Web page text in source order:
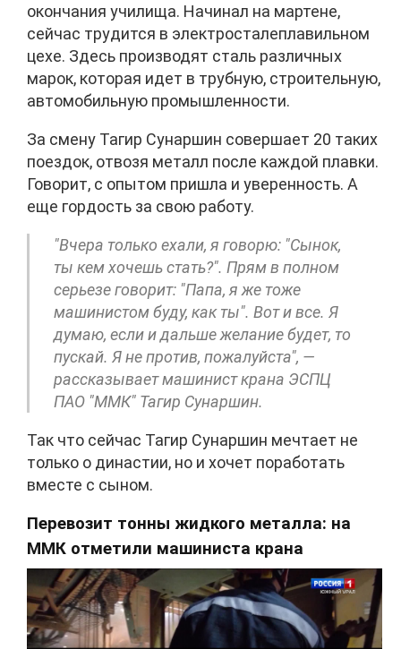
окончания училища. Начинал на мартене,
сейчас трудится в электросталеплавильном
цехе. Здесь производят сталь различных
марок, которая идет в трубную, строительную,
автомобильную промышленности.
За смену Тагир Сунаршин совершает 20 таких
поездок, отвозя металл после каждой плавки.
Говорит, с опытом пришла и уверенность. А
еще гордость за свою работу.
"Вчера только ехали, я говорю: "Сынок,
ты кем хочешь стать?". Прям в полном
серьезе говорит: "Папа, я же тоже
машинистом буду, как ты". Вот и все. Я
думаю, если и дальше желание будет, то
пускай. Я не против, пожалуйста", —
рассказывает машинист крана ЭСПЦ
ПАО "ММК" Тагир Сунаршин.
Так что сейчас Тагир Сунаршин мечтает не
только о династии, но и хочет поработать
вместе с сыном.
Перевозит тонны жидкого металла: на
ММК отметили машиниста крана